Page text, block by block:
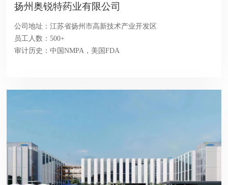
扬州奥锐特药业有限公司
公司地址：江苏省扬州市高新技术产业开发区
员工人数：500+
审计历史：中国NMPA，美国FDA